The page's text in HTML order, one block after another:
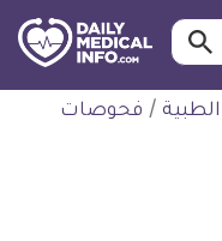
طبية
ابحث…
/ فحوصات